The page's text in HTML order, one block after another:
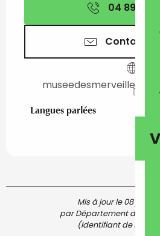
04 89 04
Langues parlées
Langues parlées
Mis à jour le 08 juin
par Département des
(Identifiant de l'offre :